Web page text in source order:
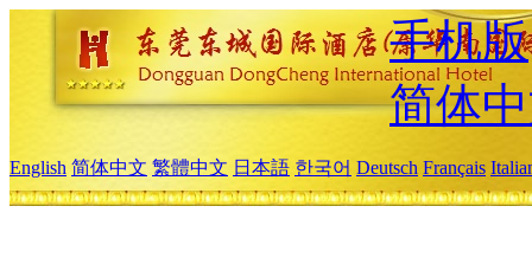
手机版
简体
English 简体中文 繁體中文 日本語 한국어 Deutsch Français